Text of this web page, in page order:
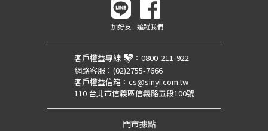
加好友 追蹤我們
客戶權益專線 ： 0800-211-922
網路客服： (02)2755-7666
客戶權益信箱： cs@sinyi.com.tw
110 台北市信義區信義路五段100號
門市據點